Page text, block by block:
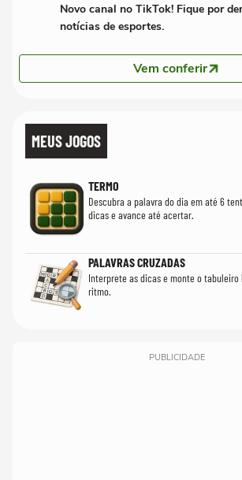
Novo canal no TikTok! Fique por
notícias de esportes.
Vem conferir
MEUS JOGOS
TERMO
Descubra a palavra do dia em até 6
dicas e avance até acertar.
PALAVRAS CRUZADAS
Interprete as dicas e monte o
ritmo.
PUBLICIDADE